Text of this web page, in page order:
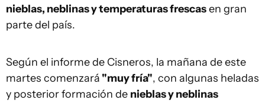
nieblas, neblinas y temperaturas frescasen gran
parte del país.
Según el informe de Cisneros, la mañana de este
martes comenzará "muy fría", con algunas heladas
y posterior formación de nieblas y neblinas